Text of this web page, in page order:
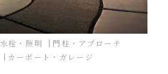
水栓・照明
門柱・アプローチ
カーポート・ガレージ